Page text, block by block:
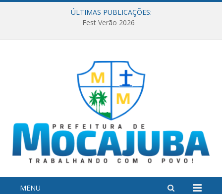
ÚLTIMAS PUBLICAÇÕES:
Fest Verão 2026
MENU